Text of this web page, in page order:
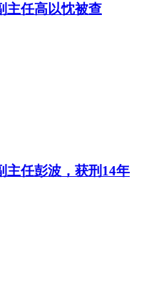
主任高以忱被查
主任彭波，获刑14年